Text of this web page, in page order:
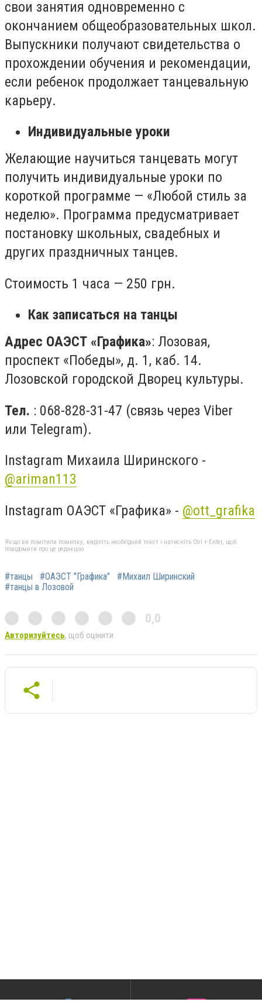
свои занятия одновременно с
окончанием общеобразовательных школ.
Выпускники получают свидетельства о
прохождении обучения и рекомендации,
если ребенок продолжает танцевальную
карьеру.
Индивидуальные уроки
Желающие научиться танцевать могут
получить индивидуальные уроки по
короткой программе — «Любой стиль за
неделю». Программа предусматривает
постановку школьных, свадебных и
других праздничных танцев.
Стоимость 1 часа — 250 грн.
Как записаться на танцы
Адрес ОАЭСТ «Графика»: Лозовая,
проспект «Победы», д. 1, каб. 14.
Лозовской городской Дворец культуры.
Тел. : 068-828-31-47 (связь через Viber
или Telegram).
Instagram Михаила Ширинского -
@ariman113
Instagram ОАЭСТ «Графика» - @ott_grafika
Якщо ви помітили помилку, виділіть необхідний текст і натисніть Ctrl + Enter, щоб
повідомити про це редакцію
#танцы #ОАЭСТ "Графика"
#Михаил Ширинский
#танцы в Лозовой
0,0
Авторизуйтесь, щоб оцінити